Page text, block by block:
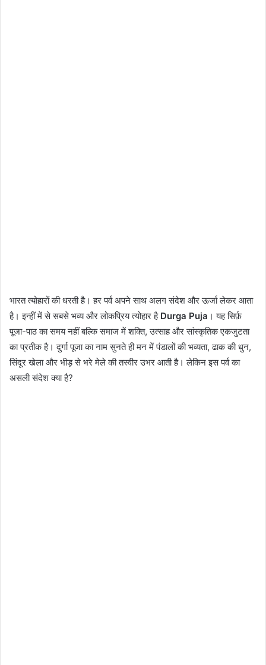
भारत त्योहारों की धरती है। हर पर्व अपने साथ अलग संदेश और ऊर्जा लेकर आता
है। इन्हीं में से सबसे भव्य और लोकप्रिय त्योहार है Durga Puja । यह सिर्फ़
पूजा-पाठ का समय नहीं बल्कि समाज में शक्ति, उत्साह और सांस्कृतिक एकजुटता
का प्रतीक है। दुर्गा पूजा का नाम सुनते ही मन में पंडालों की भव्यता, ढाक की धुन,
सिंदूर खेला और भीड़ से भरे मेले की तस्वीर उभर आती है। लेकिन इस पर्व का
असली संदेश क्या है?